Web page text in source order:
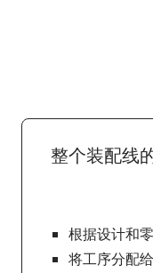
整个装配线
根据设计和
将工序分配